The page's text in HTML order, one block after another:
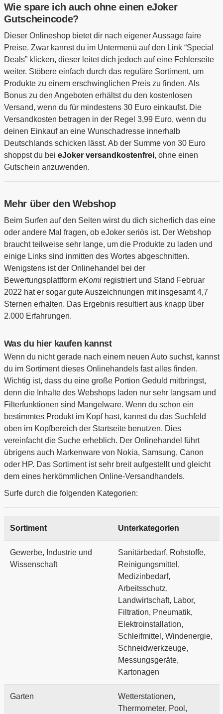
Wie spare ich auch ohne einen eJoker
Gutscheincode?
Dieser Onlineshop bietet dir nach eigener Aussage faire
Preise. Zwar kannst du im Untermenü auf den Link “Special
Deals” klicken, dieser leitet dich jedoch auf eine Fehlerseite
weiter. Stöbere einfach durch das reguläre Sortiment, um
Produkte zu einem erschwinglichen Preis zu finden. Als
Bonus zu den Angeboten erhältst du den kostenlosen
Versand, wenn du für mindestens 30 Euro einkaufst. Die
Versandkosten betragen in der Regel 3,99 Euro, wenn du
deinen Einkauf an eine Wunschadresse innerhalb
Deutschlands schicken lässt. Ab der Summe von 30 Euro
shoppst du bei eJoker versandkostenfrei, ohne einen
Gutschein anzuwenden.
Mehr über den Webshop
Beim Surfen auf den Seiten wirst du dich sicherlich das eine
oder andere Mal fragen, ob eJoker seriös ist. Der Webshop
braucht teilweise sehr lange, um die Produkte zu laden und
einige Links sind inmitten des Wortes abgeschnitten.
Wenigstens ist der Onlinehandel bei der
Bewertungsplattform eKomiregistriert und Stand Februar
2022 hat er sogar gute Auszeichnungen mit insgesamt 4,7
Sternen erhalten. Das Ergebnis resultiert aus knapp über
2.000 Erfahrungen.
Was du hier kaufen kannst
Wenn du nicht gerade nach einem neuen Auto suchst, kannst
du im Sortiment dieses Onlinehandels fast alles finden.
Wichtig ist, dass du eine große Portion Geduld mitbringst,
denn die Inhalte des Webshops laden nur sehr langsam und
Filterfunktionen sind Mangelware. Wenn du schon ein
bestimmtes Produkt im Kopf hast, kannst du das Suchfeld
oben im Kopfbereich der Startseite benutzen. Dies
vereinfacht die Suche erheblich. Der Onlinehandel führt
übrigens auch Markenware von Nokia, Samsung, Canon
oder HP. Das Sortiment ist sehr breit aufgestellt und gleicht
dem eines herkömmlichen Online-Versandhandels.
Surfe durch die folgenden Kategorien:
Sortiment Unterkategorien
Gewerbe, Industrie und
Wissenschaft
Sanitärbedarf, Rohstoffe,
Reinigungsmittel,
Medizinbedarf,
Arbeitsschutz,
Landwirtschaft, Labor,
Filtration, Pneumatik,
Elektroinstallation,
Schleifmittel, Windenergie,
Schneidwerkzeuge,
Messungsgeräte,
Kartonagen
Garten
Wetterstationen,
Thermometer, Pool,